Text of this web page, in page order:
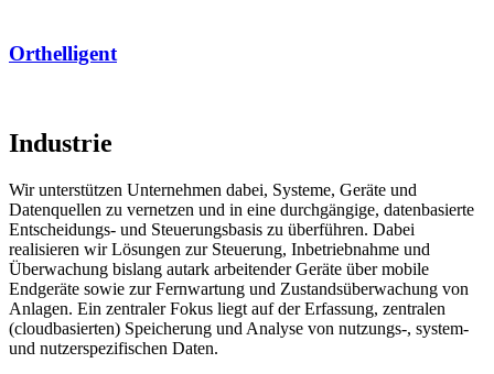
Orthelligent
Industrie
Wir unterstützen Unternehmen dabei, Systeme, Geräte und
Datenquellen zu vernetzen und in eine durchgängige, datenbasierte
Entscheidungs- und Steuerungsbasis zu überführen. Dabei
realisieren wir Lösungen zur Steuerung, Inbetriebnahme und
Überwachung bislang autark arbeitender Geräte über mobile
Endgeräte sowie zur Fernwartung und Zustandsüberwachung von
Anlagen. Ein zentraler Fokus liegt auf der Erfassung, zentralen
(cloudbasierten) Speicherung und Analyse von nutzungs-, system-
und nutzerspezifischen Daten.